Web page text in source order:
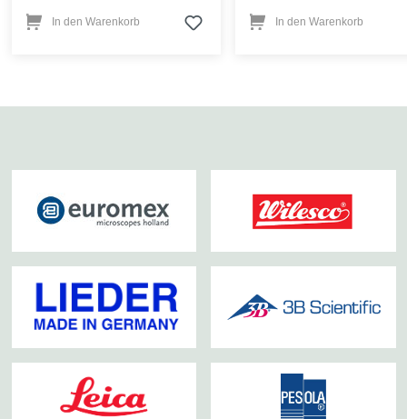
In den Warenkorb In den Warenkorb